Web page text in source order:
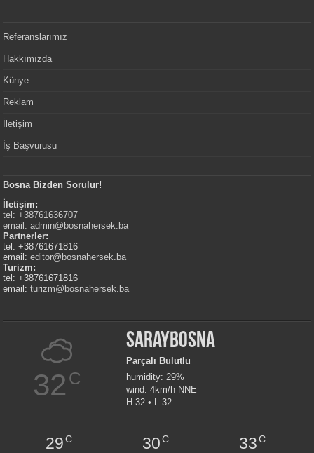
Referanslarımız
Hakkımızda
Künye
Reklam
İletişim
İş Başvurusu
Bosna Bizden Sorulur!
İletişim:
tel: +38761636707
email:admin@bosnahersek.ba
Partnerler:
tel: +38761671816
email:editor@bosnahersek.ba
Turizm:
tel: +38761671816
email:turizm@bosnahersek.ba
32 C
Saraybosna
Parçalı Bulutlu
humidity: 29%
wind: 4km/h NNE
H 32 • L 32
29C 30C 33C